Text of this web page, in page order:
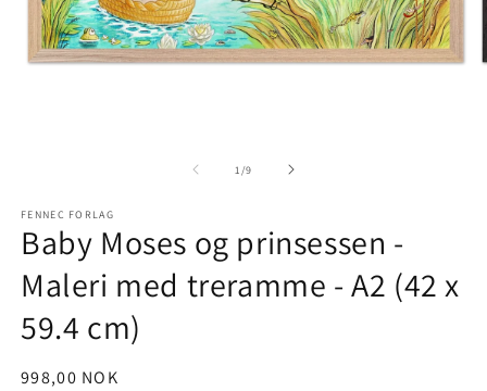
1/av
9
FENNEC FORLAG
Baby Moses og prinsessen -
Maleri med treramme - A2 (42 x
59.4 cm)
Vanlig
998,00 NOK